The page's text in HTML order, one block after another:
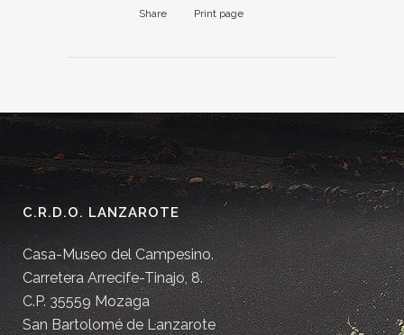
Share Print page
C.R.D.O. LANZAROTE
Casa-Museo del Campesino.
Carretera Arrecife-Tinajo, 8.
C.P. 35559 Mozaga
San Bartolomé de Lanzarote